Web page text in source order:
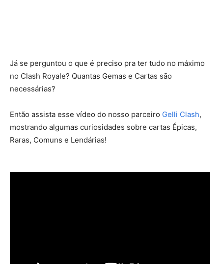
Já se perguntou o que é preciso pra ter tudo no máximo
no Clash Royale? Quantas Gemas e Cartas são
necessárias?
Então assista esse vídeo do nosso parceiro Gelli Clash,
mostrando algumas curiosidades sobre cartas Épicas,
Raras, Comuns e Lendárias!